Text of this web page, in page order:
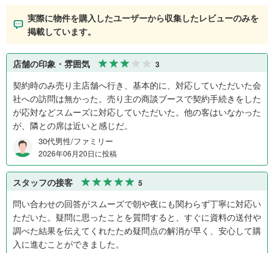
実際に物件を購入したユーザーから収集したレビューのみを
掲載しています。
店舗の印象・雰囲気 3
契約時のみ売り主店舗へ行き、基本的に、対応していただいた会
社への訪問は無かった。売り主の商談ブースで契約手続きをした
が応対などスムーズに対応していただいた。他の客はいなかった
が、隣との席は近いと感じだ。
30代男性/ファミリー
2026年06月20日に投稿
スタッフの接客 5
問い合わせの回答がスムーズで朝や夜にも関わらず丁寧に対応い
ただいた。疑問に思ったことを質問すると、すぐに資料の送付や
調べた結果を伝えてくれたため疑問点の解消が早く、安心して購
入に進むことができました。